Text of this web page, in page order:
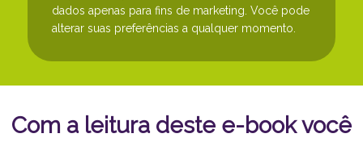
dados apenas para fins de marketing. Você pode
alterar suas preferências a qualquer momento.
Com a leitura deste e-book você